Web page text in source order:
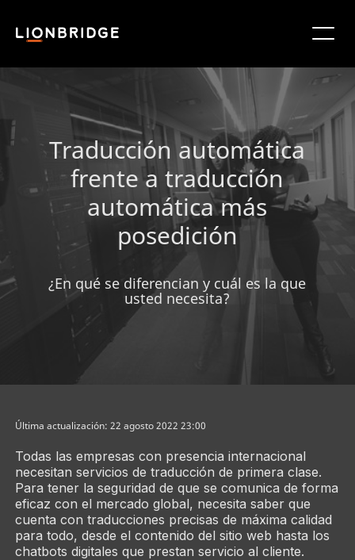
Traducción automática
frente a traducción
automática más
posedición
¿En qué se diferencian y cuál es la que
usted necesita?
Última actualización: 22 agosto 2022 23:00
Todas las empresas con presencia internacional
necesitan servicios de traducción de primera clase.
Para tener la seguridad de que se comunica de forma
eficaz con el mercado global, necesita saber que
cuenta con traducciones precisas de máxima calidad
para todo, desde el contenido del sitio web hasta los
chatbots digitales que prestan servicio al cliente.